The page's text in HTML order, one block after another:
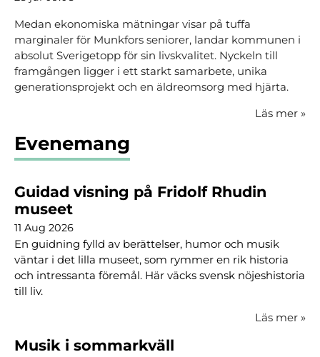
Medan ekonomiska mätningar visar på tuffa
marginaler för Munkfors seniorer, landar kommunen i
absolut Sverigetopp för sin livskvalitet. Nyckeln till
framgången ligger i ett starkt samarbete, unika
generationsprojekt och en äldreomsorg med hjärta.
Läs mer »
Evenemang
Guidad visning på Fridolf Rhudin
museet
11 Aug 2026
En guidning fylld av berättelser, humor och musik
väntar i det lilla museet, som rymmer en rik historia
och intressanta föremål. Här väcks svensk nöjeshistoria
till liv.
Läs mer »
Musik i sommarkväll